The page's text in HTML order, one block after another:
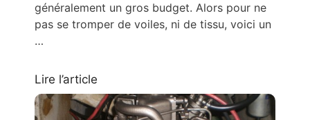
généralement un gros budget. Alors pour ne
pas se tromper de voiles, ni de tissu, voici un
…
Lire l’article